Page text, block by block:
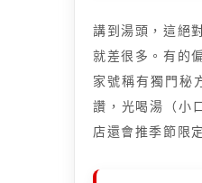
講到湯頭，這絕
就差很多。有的
家號稱有獨門秘
讚，光喝湯（小
店還會推季節限